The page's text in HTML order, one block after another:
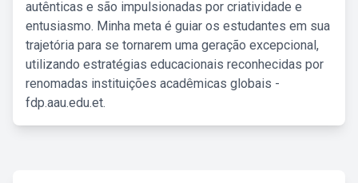
autênticas e são impulsionadas por criatividade e
entusiasmo. Minha meta é guiar os estudantes em sua
trajetória para se tornarem uma geração excepcional,
utilizando estratégias educacionais reconhecidas por
renomadas instituições acadêmicas globais -
fdp.aau.edu.et.